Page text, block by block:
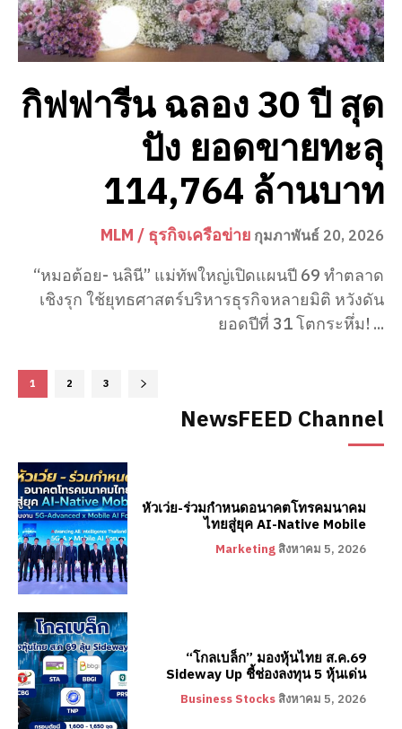
กิฟฟารีน ฉลอง 30 ปี สุด
ปัง ยอดขายทะลุ
114,764 ล้านบาท
MLM / ธุรกิจเครือข่าย กุมภาพันธ์ 20, 2026
“หมอต้อย- นลินี” แม่ทัพใหญ่เปิดแผนปี 69 ทำตลาด
เชิงรุก ใช้ยุทธศาสตร์บริหารธุรกิจหลายมิติ หวังดัน
ยอดปีที่ 31 โตกระหึ่ม! ...
1 2 3
NewsFEED Channel
หัวเว่ย-ร่วมกำหนดอนาคตโทรคมนาคม
ไทยสู่ยุค AI-Native Mobile
Marketing สิงหาคม 5, 2026
“โกลเบล็ก” มองหุ้นไทย ส.ค.69
Sideway Up ชี้ช่องลงทุน 5 หุ้นเด่น
Business Stocks สิงหาคม 5, 2026